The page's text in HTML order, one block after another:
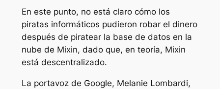
En este punto, no está claro cómo los
piratas informáticos pudieron robar el dinero
después de piratear la base de datos en la
nube de Mixin, dado que, en teoría, Mixin
está descentralizado.
La portavoz de Google, Melanie Lombardi,